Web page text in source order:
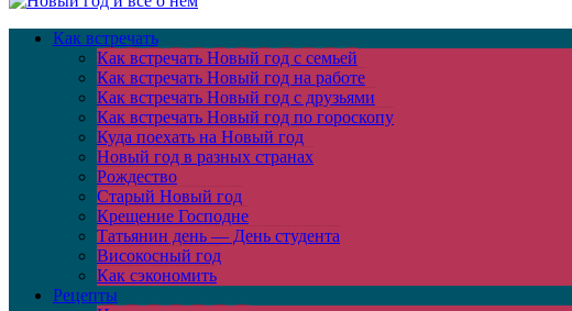
Как встречать
Как встречать Новый год с семьей
Как встречать Новый год на работе
Как встречать Новый год с друзьями
Как встречать Новый год по гороскопу
Куда поехать на Новый год
Новый год в разных странах
Рождество
Старый Новый год
Крещение Господне
Татьянин день — День студента
Високосный год
Как сэкономить
Рецепты